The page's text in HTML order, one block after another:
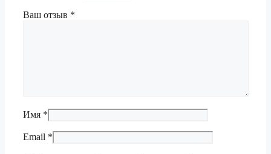
Ваш отзыв *
Имя *
Email *